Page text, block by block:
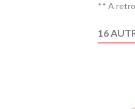
** A
16